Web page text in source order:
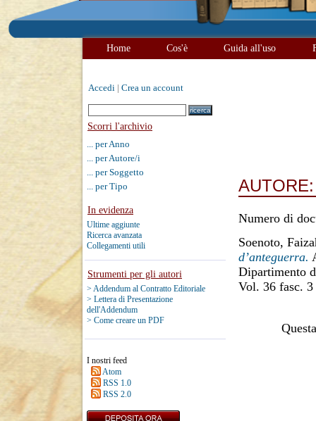
Home Cos'è Guida all'uso
Accedi Crea un account
Scorri l'archivio
... per Anno
... per Autore/i
... per Soggetto
... per Tipo
In evidenza
Ultime aggiunte
Ricerca avanzata
Collegamenti utili
Strumenti per gli autori
> Addendum al Contratto Editoriale
> Lettera di Presentazione
dell'Addendum
> Come creare un PDF
I nostri feed
Atom
RSS 1.0
RSS 2.0
Numero di
Soenoto,
d’anteguerra.
Dipartimento
Vol. 36 fasc.